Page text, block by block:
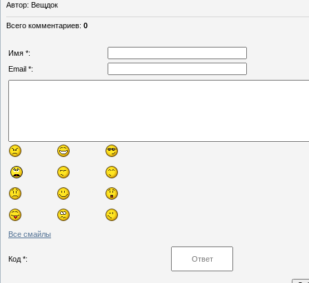
Автор: Вещдок
Всего комментариев: 0
Имя *:
Email *:
Все смайлы
Код *: